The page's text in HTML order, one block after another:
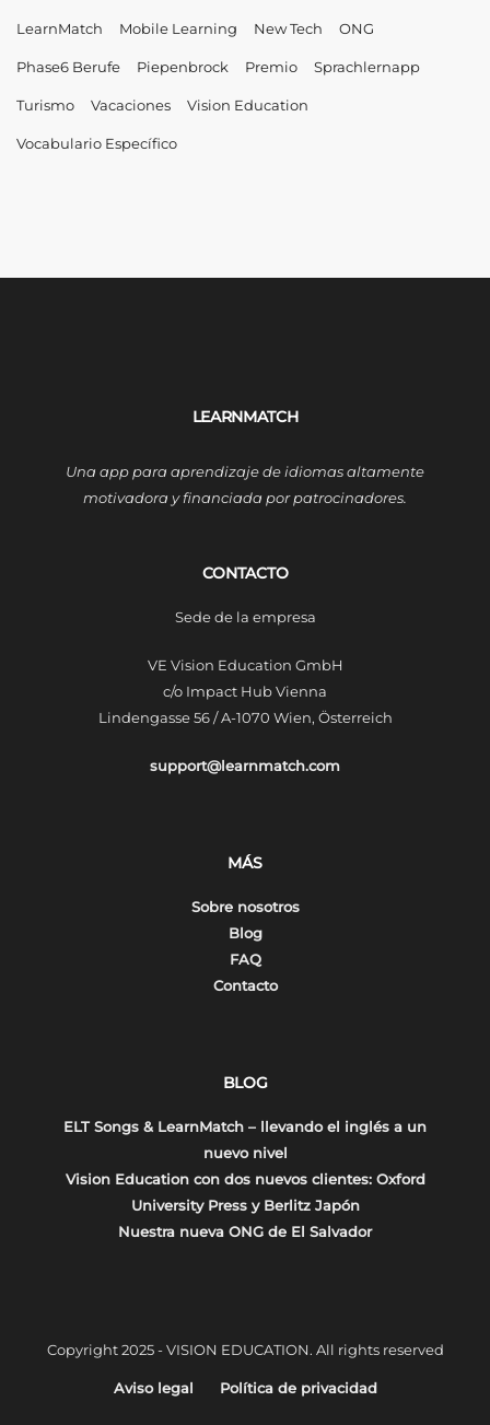
LearnMatch Mobile Learning New Tech ONG
Phase6 Berufe Piepenbrock Premio Sprachlernapp
Turismo Vacaciones Vision Education
Vocabulario Específico
LEARNMATCH
Una app para aprendizaje de idiomas altamente
motivadora y financiada por patrocinadores.
CONTACTO
Sede de la empresa
VE Vision Education GmbH
c/o Impact Hub Vienna
Lindengasse 56 / A-1070 Wien, Österreich
support@learnmatch.com
MÁS
Sobre nosotros
Blog
FAQ
Contacto
BLOG
ELT Songs & LearnMatch – llevando el inglés a un
nuevo nivel
Vision Education con dos nuevos clientes: Oxford
University Press y Berlitz Japón
Nuestra nueva ONG de El Salvador
Copyright 2025 - VISION EDUCATION. All rights reserved
Aviso legal Política de privacidad